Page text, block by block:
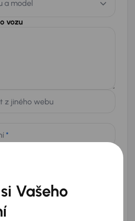
a model
vozu
z jiného webu
*
o atraktivních slevových
Vašeho